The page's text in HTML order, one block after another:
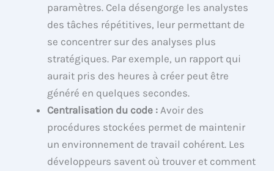
paramètres. Cela désengorge les analystes
des tâches répétitives, leur permettant de
se concentrer sur des analyses plus
stratégiques. Par exemple, un rapport qui
aurait pris des heures à créer peut être
généré en quelques secondes.
Centralisation du code : Avoir des
procédures stockées permet de maintenir
un environnement de travail cohérent. Les
développeurs savent où trouver et comment